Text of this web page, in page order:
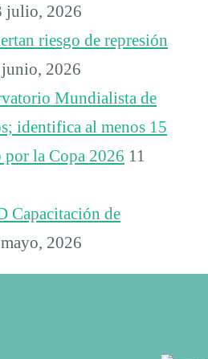
julio, 2026
riesgo de represión
junio, 2026
Mundialista de
identifica al menos 15
por la Copa 2026 11
Capacitación de
2026